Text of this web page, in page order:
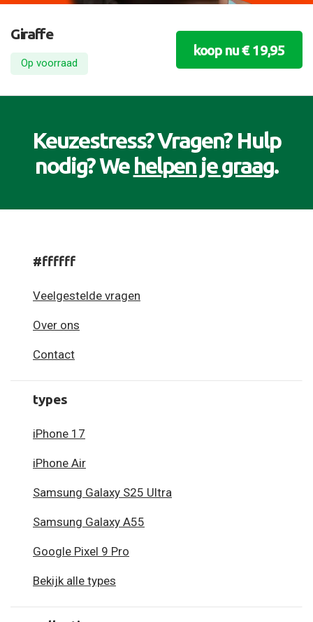
Giraffe
Op voorraad
koop nu € 19,95
Keuzestress? Vragen? Hulp
nodig? Wehelpen je graag.
#ffffff
Veelgestelde vragen
Over ons
Contact
types
iPhone 17
iPhone Air
Samsung Galaxy S25 Ultra
Samsung Galaxy A55
Google Pixel 9 Pro
Bekijk alle types